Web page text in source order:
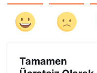
Tamamen